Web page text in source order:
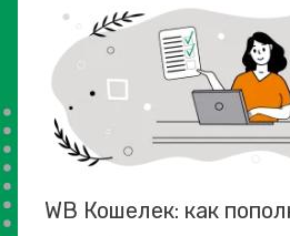
WB Кошелек: как